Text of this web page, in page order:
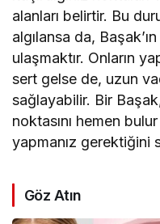
alanları belirtir. Bu
algılansa da,
ulaşmaktır. Onların
sert gelse de, uzun
sağlayabilir. Bir
noktasını hemen
yapmanız gerektiğini
Göz Atın